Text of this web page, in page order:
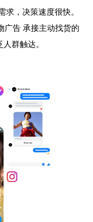
求，决策速度很快。
广告 承接主动找货的
群触达。